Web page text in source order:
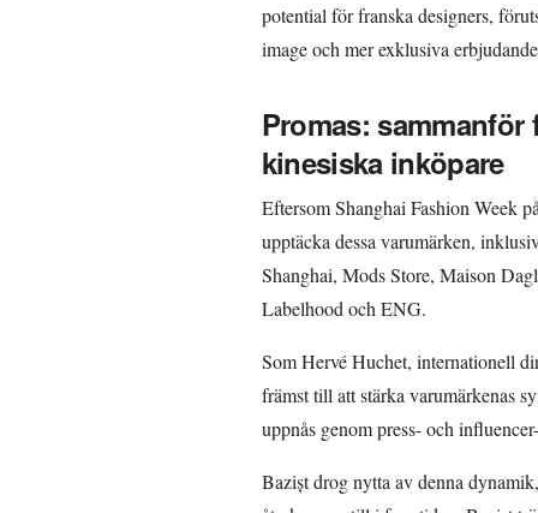
potential för franska designers,
image och mer exklusiva
Promas:
kinesiska inköpare
Eftersom Shanghai Fashion Week
upptäcka dessa varumärken,
Shanghai, Mods Store, Maison
Labelhood och ENG.
Som Hervé Huchet, internationell
främst till att stärka varumärkenas
uppnås genom press- och
Bazișt drog nytta av denna